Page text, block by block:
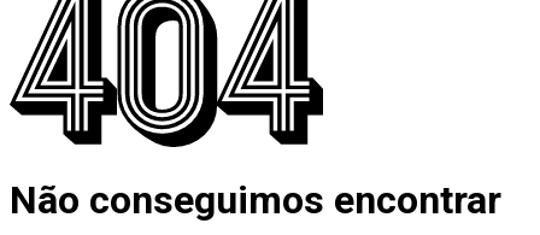
Não conseguimos encontrar